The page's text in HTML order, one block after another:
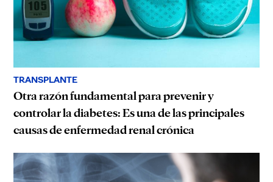
TRANSPLANTE
Otra razón fundamental para prevenir y
controlar la diabetes: Es una de las principales
causas de enfermedad renal crónica